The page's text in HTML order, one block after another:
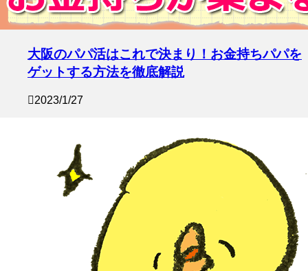
大阪のパパ活はこれで決まり！お金持ちパパを
ゲットする方法を徹底解説
2023/1/27